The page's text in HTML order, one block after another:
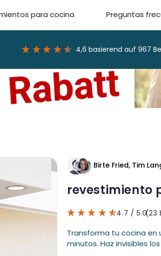
para cocina Preguntas
4,6 basierend auf967
Birte Fried, Tim
revestimiento
4.7 / 5.0(23
Transforma tu cocina en
minutos. Haz invisibles